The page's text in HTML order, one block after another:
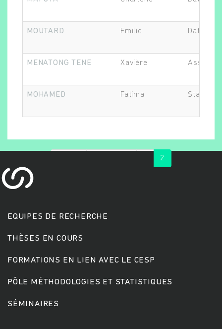
MOUTARD Emilie Data
MENATONG TENE Xavière
MOHAMED Fatima
2
EQUIPES DE RECHERCHE
THÈSES EN COURS
FORMATIONS EN LIEN AVEC LE CESP
PÔLE MÉTHODOLOGIES ET STATISTIQUES
SÉMINAIRES